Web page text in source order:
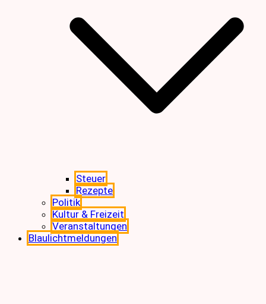
Steuer
Rezepte
Politik
Kultur & Freizeit
Veranstaltungen
Blaulichtmeldungen